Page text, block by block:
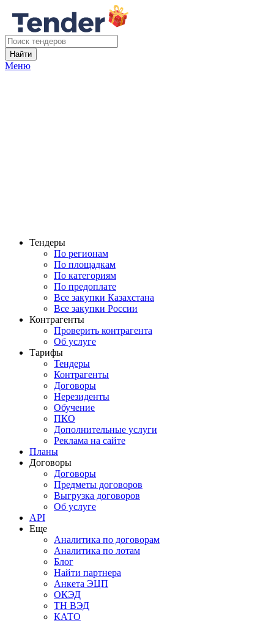
Найти
Меню
Тендеры
По регионам
По площадкам
По категориям
По предоплате
Все закупки Казахстана
Все закупки России
Контрагенты
Проверить контрагента
Об услуге
Тарифы
Тендеры
Контрагенты
Договоры
Нерезиденты
Обучение
ПКО
Дополнительные услуги
Реклама на сайте
Планы
Договоры
Договоры
Предметы договоров
Выгрузка договоров
Об услуге
API
Еще
Аналитика по договорам
Аналитика по лотам
Блог
Найти партнера
Анкета ЭЦП
ОКЭД
ТН ВЭД
КАТО